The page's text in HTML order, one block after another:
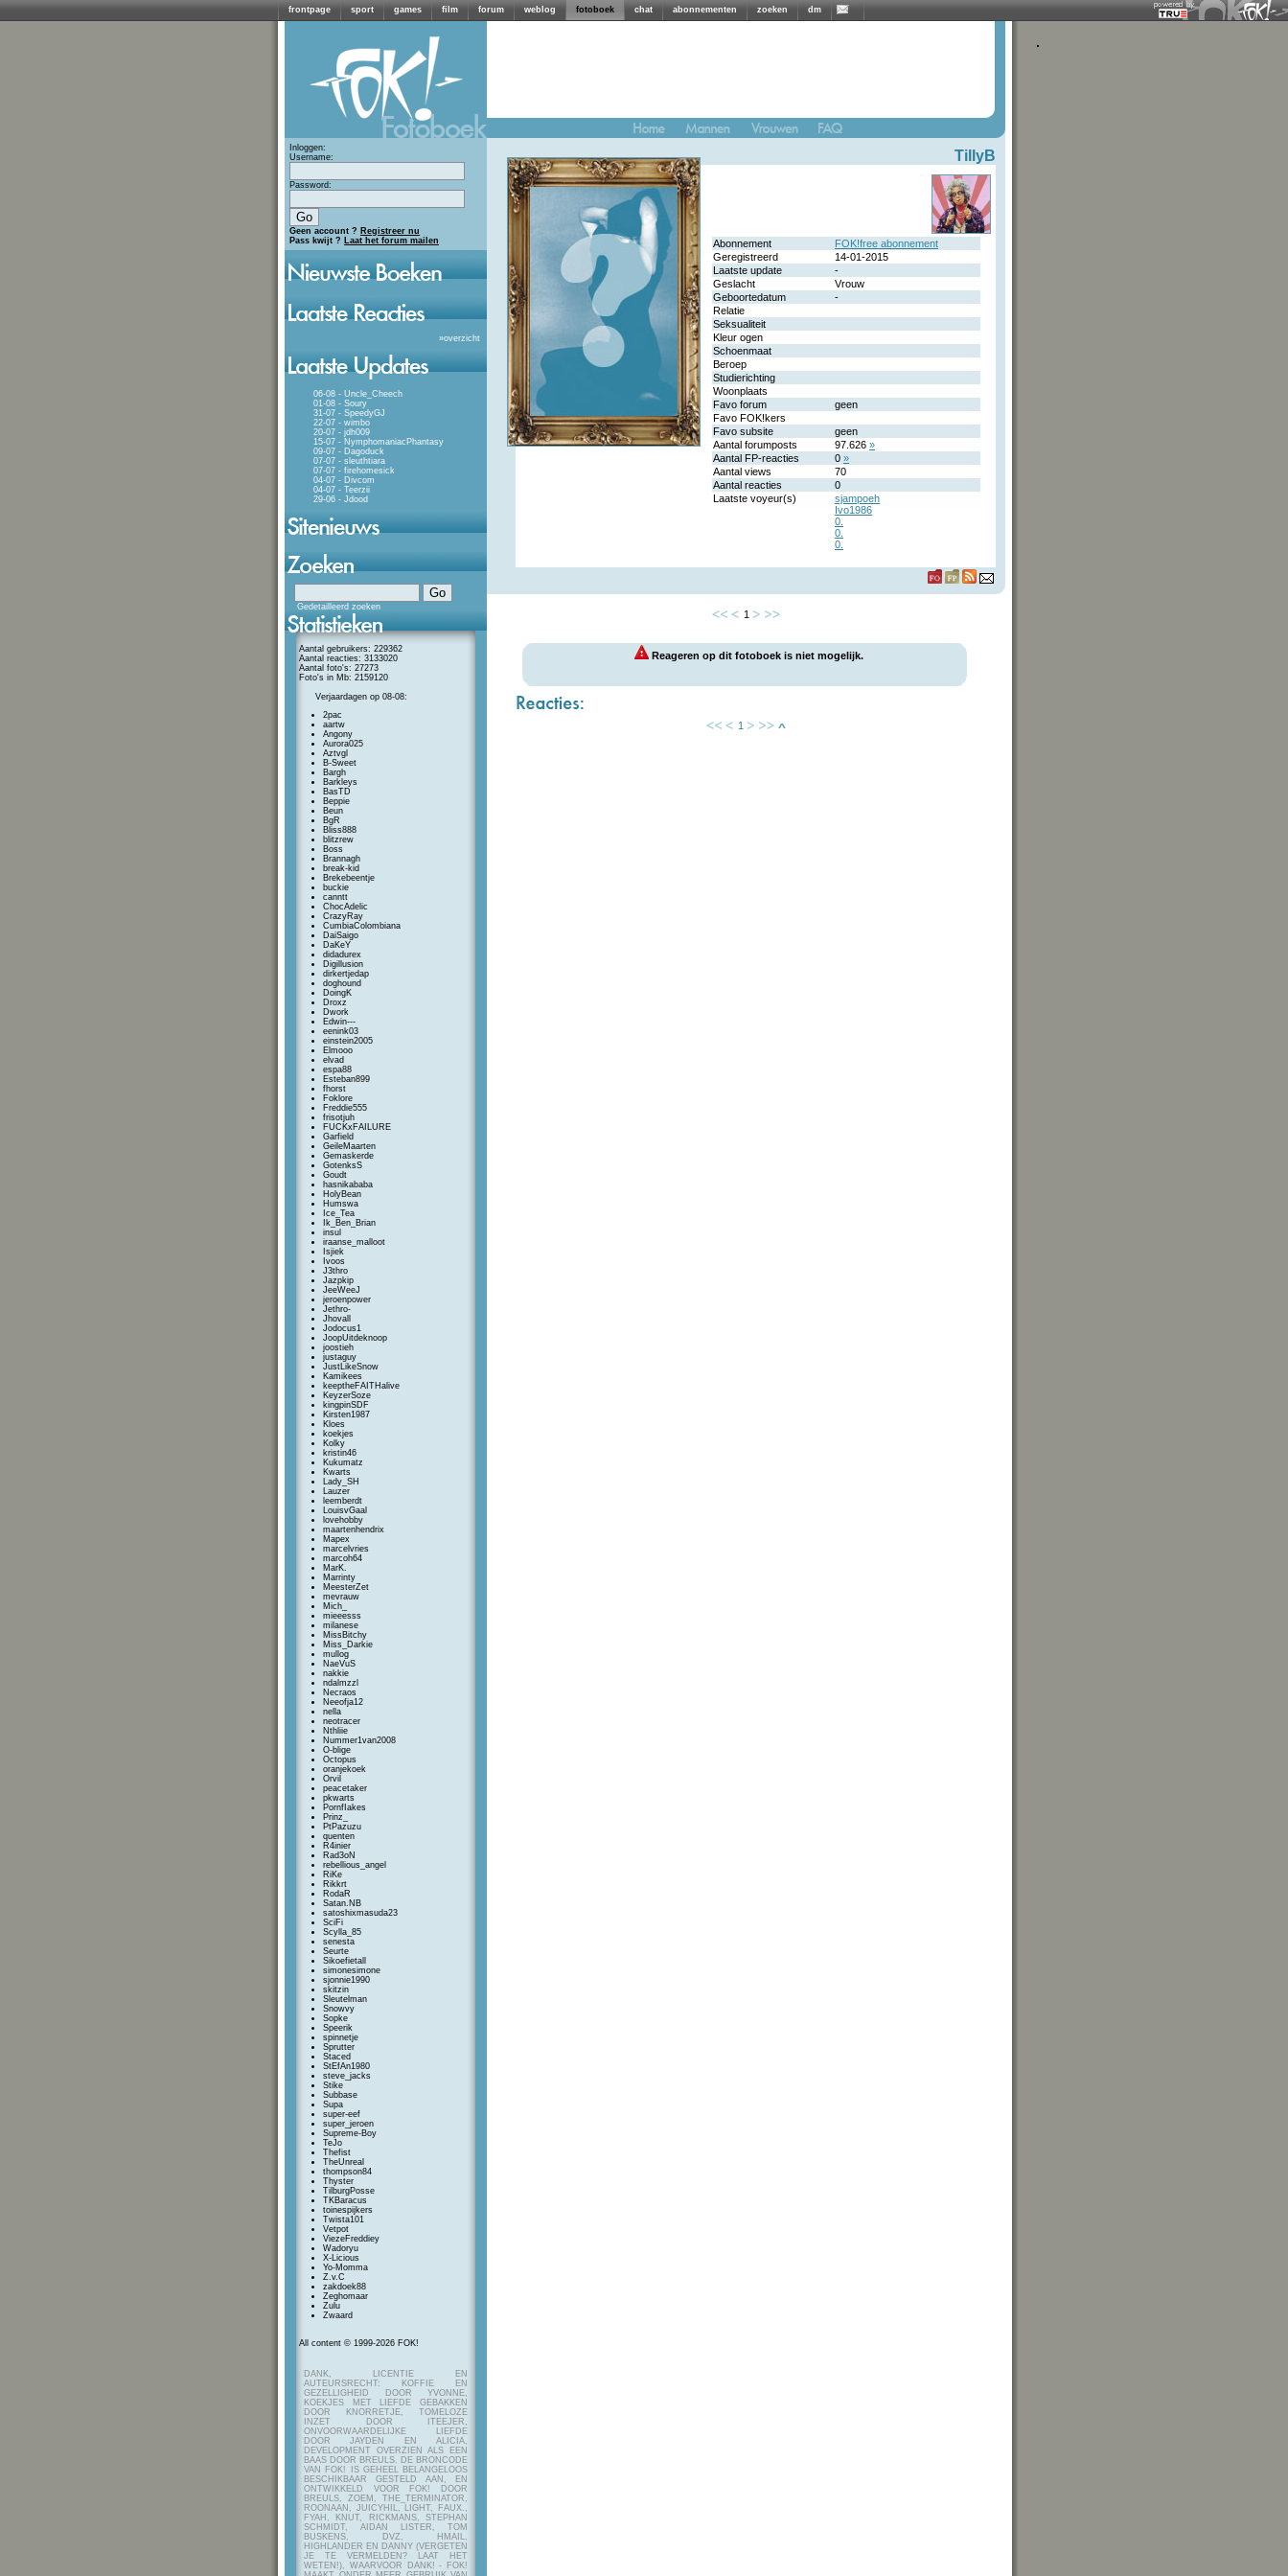
frontpage sport games film forum weblog fotoboek chat abonnementen zoeken dm
Inloggen:
Username:
Password:
Geen account ? Registreer nu
Pass kwijt ? Laat het forum mailen
»overzicht
06-08 - Uncle_Cheech
01-08 - Soury
31-07 - SpeedyGJ
22-07 - wimbo
20-07 - jdh009
15-07 - NymphomaniacPhantasy
09-07 - Dagoduck
07-07 - sleuthtiara
07-07 - firehomesick
04-07 - Divcom
04-07 - Teerzii
29-06 - Jdood
Gedetailleerd zoeken
Aantal gebruikers: 229362
Aantal reacties: 3133020
Aantal foto's: 27273
Foto's in Mb: 2159120
Verjaardagen op 08-08:
2pac
aartw
Angony
Aurora025
Aztvgl
B-Sweet
Bargh
Barkleys
BasTD
Beppie
Beun
BgR
Bliss888
blitzrew
Boss
Brannagh
break-kid
Brekebeentje
buckie
canntt
ChocAdelic
CrazyRay
CumbiaColombiana
DaiSaigo
DaKeY
didadurex
Digillusion
dirkertjedap
doghound
DoingK
Droxz
Dwork
Edwin---
eenink03
einstein2005
Elmooo
elvad
espa88
Esteban899
fhorst
Foklore
Freddie555
frisotjuh
FUCKxFAILURE
Garfield
GeileMaarten
Gemaskerde
GotenksS
Goudt
hasnikababa
HolyBean
Humswa
Ice_Tea
Ik_Ben_Brian
insul
iraanse_malloot
Isjiek
Ivoos
J3thro
Jazpkip
JeeWeeJ
jeroenpower
Jethro-
Jhovall
Jodocus1
JoopUitdeknoop
joostieh
justaguy
JustLikeSnow
Kamikees
keeptheFAITHalive
KeyzerSoze
kingpinSDF
Kirsten1987
Kloes
koekjes
Kolky
kristin46
Kukumatz
Kwarts
Lady_SH
Lauzer
leemberdt
LouisvGaal
lovehobby
maartenhendrix
Mapex
marcelvries
marcoh64
MarK.
Marrinty
MeesterZet
mevrauw
Mich_
mieeesss
milanese
MissBitchy
Miss_Darkie
mullog
NaeVuS
nakkie
ndalmzzl
Necraos
Neeofja12
nella
neotracer
Nthliie
Nummer1van2008
O-blige
Octopus
oranjekoek
Orvil
peacetaker
pkwarts
PornfIakes
Prinz_
PtPazuzu
quenten
R4inier
Rad3oN
rebellious_angel
RiKe
Rikkrt
RodaR
Satan.NB
satoshixmasuda23
SciFi
Scylla_85
senesta
Seurte
Sikoefietall
simonesimone
sjonnie1990
skitzin
Sleutelman
Snowvy
Sopke
Speerik
spinnetje
Sprutter
Staced
StEfAn1980
steve_jacks
Stike
Subbase
Supa
super-eef
super_jeroen
Supreme-Boy
TeJo
Thefist
TheUnreal
thompson84
Thyster
TilburgPosse
TKBaracus
toinespijkers
Twista101
Vetpot
ViezeFreddiey
Wadoryu
X-Licious
Yo-Momma
Z.v.C
zakdoek88
Zeghomaar
Zulu
Zwaard
All content © 1999-2026 FOK!
DANK, LICENTIE EN
AUTEURSRECHT: KOFFIE EN
GEZELLIGHEID DOOR YVONNE,
KOEKJES MET LIEFDE GEBAKKEN
DOOR KNORRETJE, TOMELOZE
INZET DOOR ITEEJER,
ONVOORWAARDELIJKE LIEFDE
DOOR JAYDEN EN ALICIA,
DEVELOPMENT OVERZIEN ALS EEN
BAAS DOOR BREULS. DE BRONCODE
VAN FOK! IS GEHEEL BELANGELOOS
BESCHIKBAAR GESTELD AAN, EN
ONTWIKKELD VOOR FOK! DOOR
BREULS, ZOEM, THE_TERMINATOR,
ROONAAN, JUICYHIL, LIGHT, FAUX.,
FYAH, KNUT, RICKMANS, STEPHAN
SCHMIDT, AIDAN LISTER, TOM
BUSKENS, DVZ, HMAIL,
HIGHLANDER EN DANNY (VERGETEN
JE TE VERMELDEN? LAAT HET
WETEN!), WAARVOOR DANK! - FOK!
TillyB
Abonnement
FOK!free abonnement
Geregistreerd
14-01-2015
Laatste update
-
Geslacht
Vrouw
Geboortedatum
-
Relatie
Seksualiteit
Kleur ogen
Schoenmaat
Beroep
Studierichting
Woonplaats
Favo forum
geen
Favo FOK!kers
Favo subsite
geen
Aantal forumposts
97.626 »
Aantal FP-reacties
0 »
Aantal views
70
Aantal reacties
0
Laatste voyeur(s)
sjampoeh
Ivo1986
0.
0.
0.
1
Reageren op dit fotoboek is niet mogelijk.
1